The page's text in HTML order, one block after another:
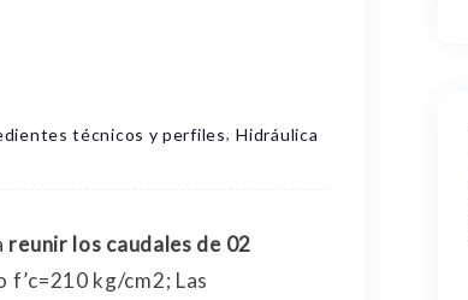
técnicos y perfiles, Hidráulica
reunir los caudales de 02
kg/cm2; Las